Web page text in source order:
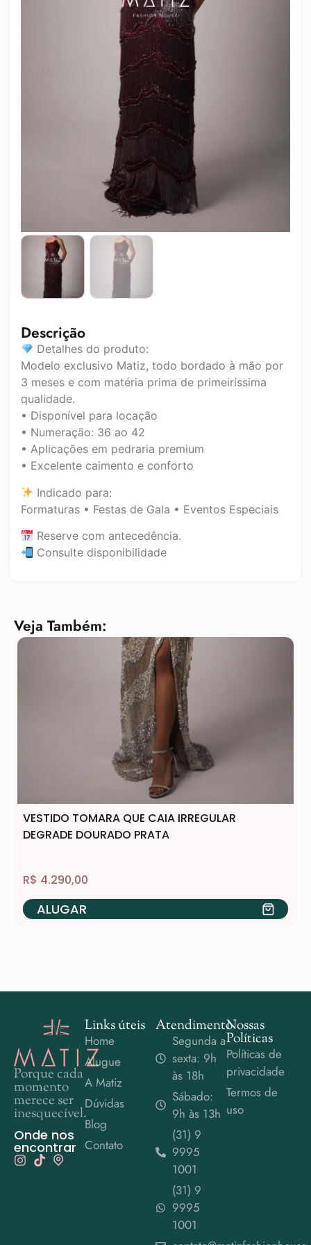
Descrição
Detalhes do produto:
Modelo exclusivo Matiz, todo bordado à mão por
3 meses e com matéria prima de primeiríssima
qualidade.
• Disponível para locação
• Numeração: 36 ao 42
• Aplicações em pedraria premium
• Excelente caimento e conforto
Indicado para:
Formaturas • Festas de Gala • Eventos Especiais
Reserve com antecedência.
Consulte disponibilidade
Veja Também:
VESTIDO TOMARA QUE CAIA IRREGULAR
DEGRADE DOURADO PRATA
R$ 4.290,00
ALUGAR
Porque cada
momento
merece ser
inesquecível.
Onde nos
encontrar
Links úteis
Home
Alugue
A Matiz
Dúvidas
Blog
Contato
Atendimento
Segunda a
sexta: 9h
às 18h
Sábado:
9h às 13h
(31) 9
9995
1001
(31) 9
9995
1001
Nossas
Políticas
Políticas de
privacidade
Termos de
uso